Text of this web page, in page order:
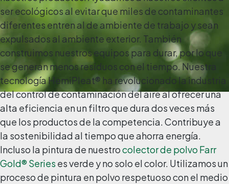
ser ecológicos al evitar que miles de contaminantes
diferentes entren al de ambiente de trabajo y sean
expulsados al ambiente exterior. También
construimos nuestros equipos para durar, por lo que
se generan menos residuos con el tiempo. Nuestra
tecnología HemiPleat® ha revolucionado la industria
del control de contaminación del aire al ofrecer una
alta eficiencia en un filtro que dura dos veces más
que los productos de la competencia. Contribuye a
la sostenibilidad al tiempo que ahorra energía.
Incluso la pintura de nuestrocolector de polvo Farr
Gold® Series es verde y no solo el color. Utilizamos un
proceso de pintura en polvo respetuoso con el medio